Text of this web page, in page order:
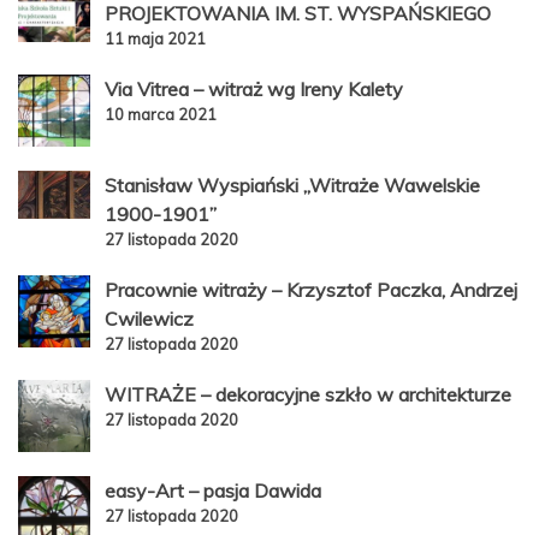
PROJEKTOWANIA IM. ST. WYSPAŃSKIEGO
11 maja 2021
Via Vitrea – witraż wg Ireny Kalety
10 marca 2021
Stanisław Wyspiański „Witraże Wawelskie
1900-1901”
27 listopada 2020
Pracownie witraży – Krzysztof Paczka, Andrzej
Cwilewicz
27 listopada 2020
WITRAŻE – dekoracyjne szkło w architekturze
27 listopada 2020
easy-Art – pasja Dawida
27 listopada 2020